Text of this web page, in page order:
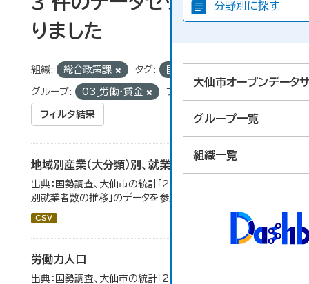
分野別に探す
大仙市オープンデータ
グループ一覧
組織一覧
りました
組織: 総合政策課 タグ: 国勢調査
グループ: 03_労働・賃金 フォーマット:
フィルタ結果
地域別産業（大分類）別、就業者数
出典：国勢調査、大仙市の統計「2-8 地域別産業（大分類）
別就業者数の推移」のデータを参照しています。
CSV
労働力人口
出典：国勢調査、大仙市の統計「2-6 労働力人口」のデータ